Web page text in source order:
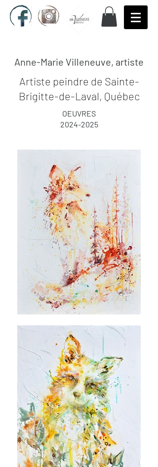
Anne-Marie Villeneuve, artiste
Artiste peindre de Sainte-
Brigitte-de-Laval, Québec
OEUVRES
2024-2025